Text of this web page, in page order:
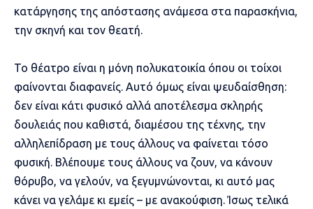
κατάργησης της απόστασης ανάμεσα στα παρασκήνια,
την σκηνή και τον θεατή.
Το θέατρο είναι η μόνη πολυκατοικία όπου οι τοίχοι
φαίνονται διαφανείς. Αυτό όμως είναι ψευδαίσθηση:
δεν είναι κάτι φυσικό αλλά αποτέλεσμα σκληρής
δουλειάς που καθιστά, διαμέσου της τέχνης, την
αλληλεπίδραση με τους άλλους να φαίνεται τόσο
φυσική. Βλέπουμε τους άλλους να ζουν, να κάνουν
θόρυβο, να γελούν, να ξεγυμνώνονται, κι αυτό μας
κάνει να γελάμε κι εμείς – με ανακούφιση. Ίσως τελικά